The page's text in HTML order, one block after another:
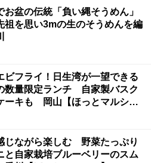
お盆の伝統「負い縄そうめん」
を思い3mの生のそうめんを編
ビフライ！日生湾が一望できる
数量限定ランチ 自家製バスク
ーキも 岡山【ほっとマルシ
じながら楽しむ 野菜たっぷり
と自家栽培ブルーベリーのスム